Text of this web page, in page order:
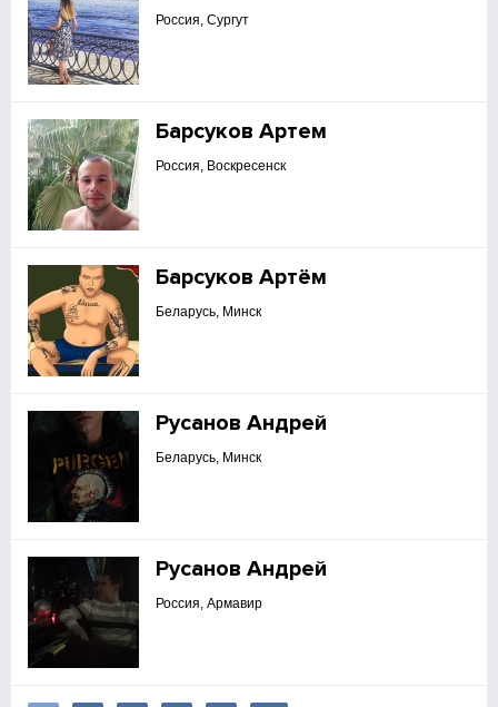
Россия, Сургут
Барсуков Артем
Россия, Воскресенск
Барсуков Артём
Беларусь, Минск
Русанов Андрей
Беларусь, Минск
Русанов Андрей
Россия, Армавир